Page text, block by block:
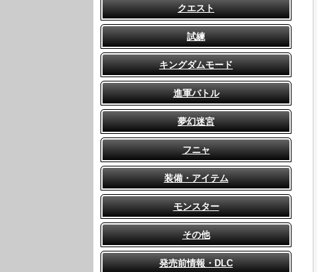
クエスト
試練
キングダムモード
進軍バトル
夢幻迷宮
フニャ
装備・アイテム
モンスター
その他
発売前情報・DLC